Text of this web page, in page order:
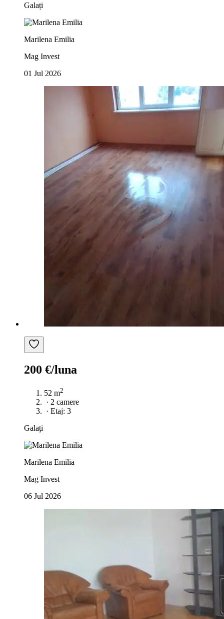
Galați
Marilena Emilia
Mag Invest
01 Jul 2026
200 €/luna
52 m2
· 2 camere
· Etaj: 3
Galați
Marilena Emilia
Mag Invest
06 Jul 2026